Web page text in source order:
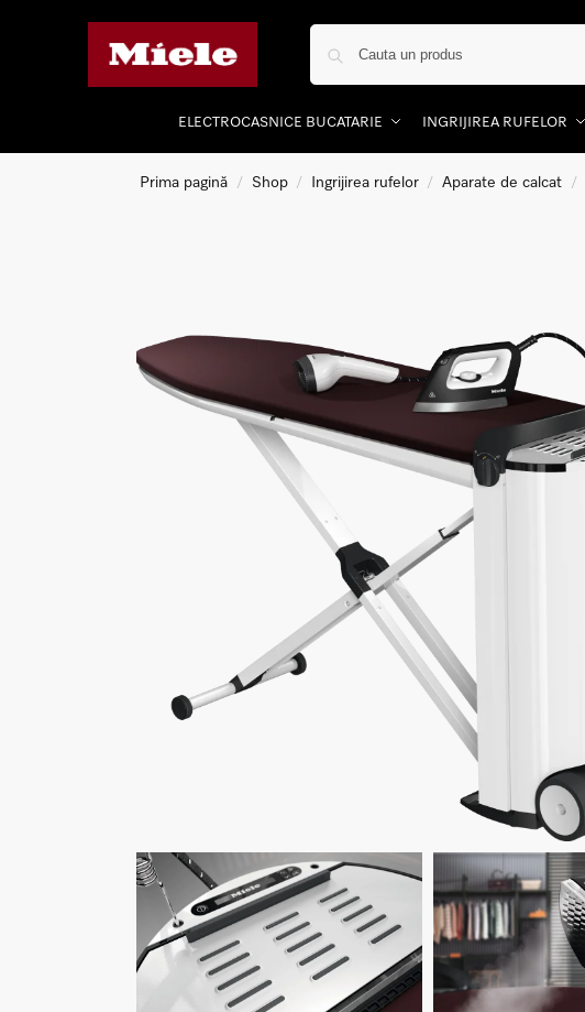
ELECTROCASNICE BUCATARIE INGRIJIREA RUFELOR
Prima pagină / Shop / Ingrijirea rufelor / Aparate de calcat /